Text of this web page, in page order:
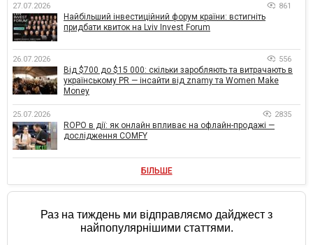
27.07.2026 861
Найбільший інвестиційний форум країни: встигніть
придбати квиток на Lviv Invest Forum
26.07.2026 556
Від $700 до $15 000: скільки заробляють та витрачають в
українському PR — інсайти від znamy та Women Make
Money
25.07.2026 2835
ROPO в дії: як онлайн впливає на офлайн-продажі —
дослідження COMFY
БІЛЬШЕ
Раз на тиждень ми відправляємо дайджест з
найпопулярнішими статтями.